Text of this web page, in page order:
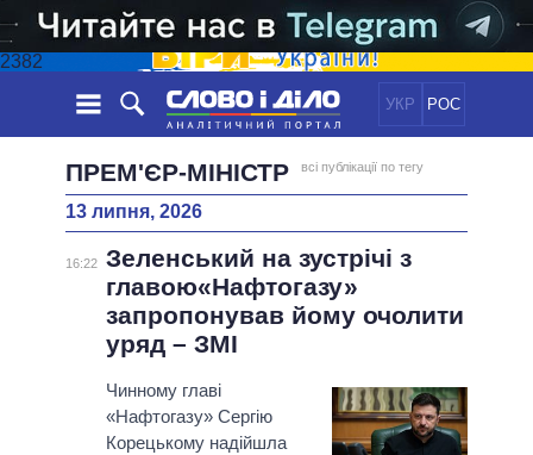
2382
УКР РОС
НОВИНИ
СТРІЧКА
ПОДІЇ
СТАТТІ
ДУМКИ
ОГЛЯДИ
ДАЙДЖЕСТИ
ЕКОНОМІКА
СУСПІЛЬСТВО
СВІТ
ПОЛIТИКИ
УСІ ПОЛІТИКИ
ПРЕЗИДЕНТ І ОФІС
ВЕРХОВНА РАДА
КАБІНЕТ МІНІСТРІВ
ІНФОГРАФІКА
ПІДТРИМАТИ
ПРЕМ'ЄР-МІНІСТР всі публікації по тегу
13 липня, 2026
16:22 Зеленський на зустрічі з
главою«Нафтогазу»
запропонував йому очолити
уряд – ЗМІ
Чинному главі
«Нафтогазу» Сергію
Корецькому надійшла